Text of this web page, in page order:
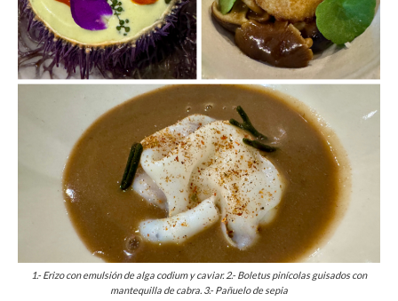
1.- Erizo con emulsión de alga codium y caviar. 2.- Boletus pinícolas guisados con
mantequilla de cabra. 3.- Pañuelo de sepia